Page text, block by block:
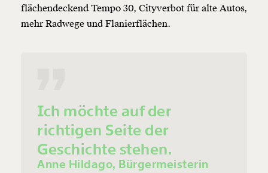
flächendeckend Tempo 30, Cityverbot für alte Autos,
mehr Radwege und Flanierflächen.
Ich möchte auf der
richtigen Seite der
Geschichte stehen.
Anne Hildago, Bürgermeisterin